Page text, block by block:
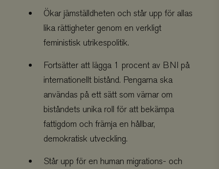
Ökar jämställdheten och står upp för allas
lika rättigheter genom en verkligt
feministisk utrikespolitik.
Fortsätter att lägga 1 procent av BNI på
internationellt bistånd. Pengarna ska
användas på ett sätt som värnar om
biståndets unika roll för att bekämpa
fattigdom och främja en hållbar,
demokratisk utveckling.
Står upp för en human migrations- och